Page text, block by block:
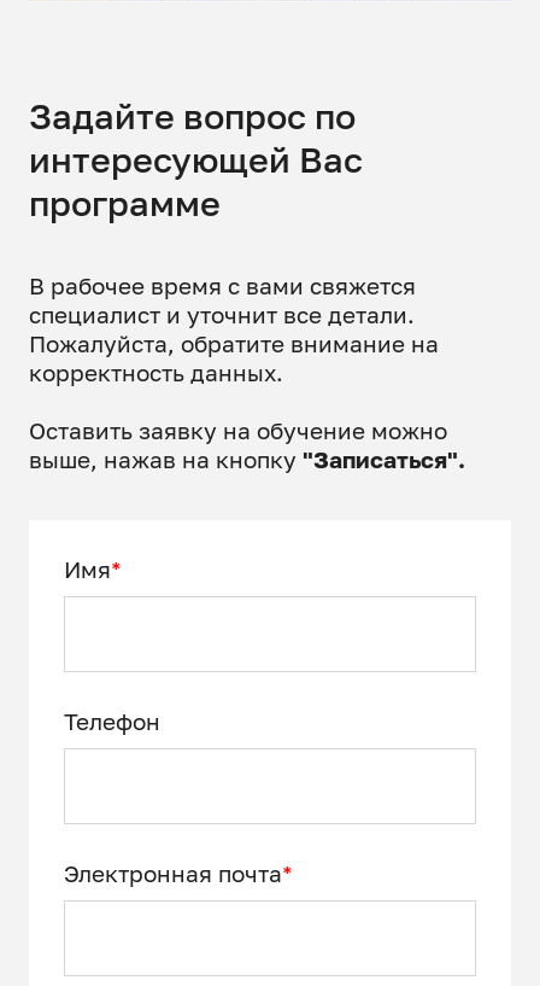
Задайте вопрос по
интересующей Вас
программе
В рабочее время с вами свяжется
специалист и уточнит все детали.
Пожалуйста, обратите внимание на
корректность данных.
Оставить заявку на обучение можно
выше, нажав на кнопку "Записаться".
Имя*
Телефон
Электронная почта*